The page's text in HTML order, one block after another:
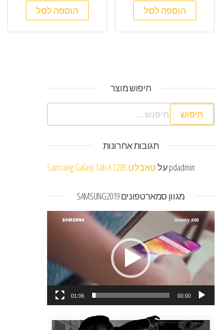
הוספה לסל הוספה לסל
חיפוש מוצר
חיפוש:
תגובות אחרונות
pdadminעלטאבלט Samsung Galaxy Tab A T285
מגוון סמארטפונים SAMSUNG2019
נגן
וידאו
00:00
01:06
נגן